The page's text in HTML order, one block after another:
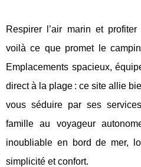
Respirer l’air marin et profiter
voilà ce que promet le
Emplacements spacieux,
direct à la plage : ce site allie
vous séduire par ses
famille au voyageur
inoubliable en bord de mer,
simplicité et confort.